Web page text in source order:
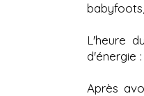
L'heure
d'énergie
Après